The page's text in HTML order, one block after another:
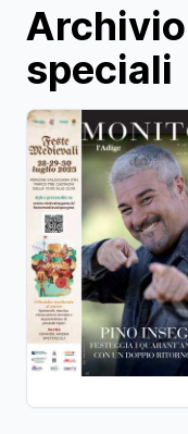
speciali